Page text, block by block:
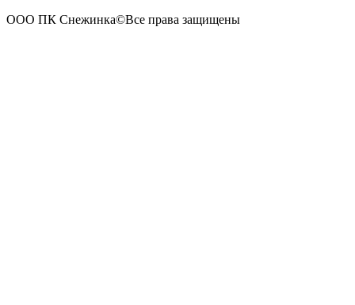
ООО ПК Снежинка©Все права защищены